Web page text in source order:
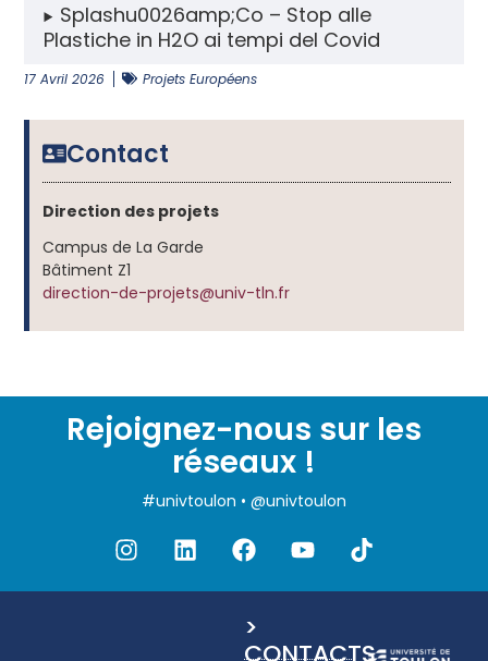
Splashu0026amp;Co – Stop alle
Plastiche in H2O ai tempi del Covid
17 Avril 2026 Projets Européens
Contact
Direction des projets
Campus de La Garde
Bâtiment Z1
direction-de-projets@univ-tln.fr
Rejoignez-nous sur les
réseaux !
#univtoulon • @univtoulon
>
CONTACTS